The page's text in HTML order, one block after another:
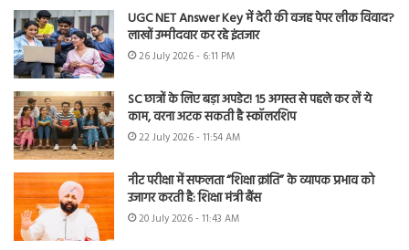
UGC NET Answer Key में देरी की वजह पेपर लीक विवाद?
लाखों उम्मीदवार कर रहे इंतजार
26 July 2026 - 6:11 PM
SC छात्रों के लिए बड़ा अपडेट! 15 अगस्त से पहले कर लें ये
काम, वरना अटक सकती है स्कॉलरशिप
22 July 2026 - 11:54 AM
नीट परीक्षा में सफलता “शिक्षा क्रांति” के व्यापक प्रभाव को
उजागर करती है: शिक्षा मंत्री बैंस
20 July 2026 - 11:43 AM